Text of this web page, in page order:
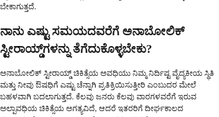
ಬೇಕಾಗುತ್ತದೆ.
ನಾನು ಎಷ್ಟು ಸಮಯದವರೆಗೆ ಅನಾಬೋಲಿಕ್
ಸ್ಟೀರಾಯ್ಡ್‌ಗಳನ್ನು ತೆಗೆದುಕೊಳ್ಳಬೇಕು?
ಅನಾಬೋಲಿಕ್ ಸ್ಟೀರಾಯ್ಡ್ ಚಿಕಿತ್ಸೆಯ ಅವಧಿಯು ನಿಮ್ಮ ನಿರ್ದಿಷ್ಟ ವೈದ್ಯಕೀಯ ಸ್ಥಿತಿ
ಮತ್ತು ನೀವು ಔಷಧಿಗೆ ಎಷ್ಟು ಚೆನ್ನಾಗಿ ಪ್ರತಿಕ್ರಿಯಿಸುತ್ತೀರಿ ಎಂಬುದರ ಮೇಲೆ
ಬಹಳವಾಗಿ ಬದಲಾಗುತ್ತದೆ. ಕೆಲವು ಜನರು ಕೆಲವು ವಾರಗಳವರೆಗೆ ಇರುವ
ಅಲ್ಪಾವಧಿಯ ಚಿಕಿತ್ಸೆಯ ಅಗತ್ಯವಿದೆ, ಆದರೆ ಇತರರಿಗೆ ದೀರ್ಘಕಾಲದ